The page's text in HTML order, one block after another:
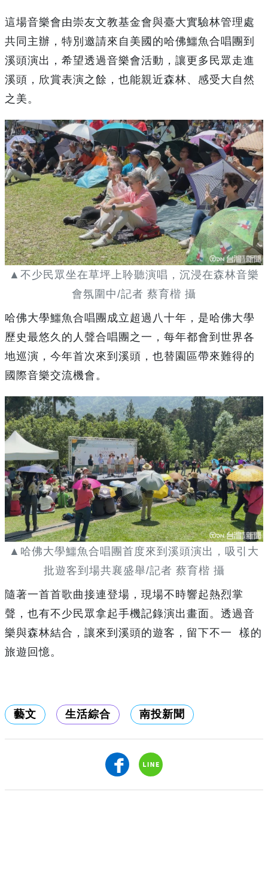
這場音樂會由崇友文教基金會與臺大實驗林管理處
共同主辦，特別邀請來自美國的哈佛鱷魚合唱團到
溪頭演出，希望透過音樂會活動，讓更多民眾走進
溪頭，欣賞表演之餘，也能親近森林、感受大自然
之美。
▲不少民眾坐在草坪上聆聽演唱，沉浸在森林音樂
會氛圍中/記者 蔡育楷 攝
哈佛大學鱷魚合唱團成立超過八十年，是哈佛大學
歷史最悠久的人聲合唱團之一，每年都會到世界各
地巡演，今年首次來到溪頭，也替園區帶來難得的
國際音樂交流機會。
▲哈佛大學鱷魚合唱團首度來到溪頭演出，吸引大
批遊客到場共襄盛舉/記者 蔡育楷 攝
隨著一首首歌曲接連登場，現場不時響起熱烈掌
聲，也有不少民眾拿起手機記錄演出畫面。透過音
樂與森林結合，讓來到溪頭的遊客，留下不一 樣的
旅遊回憶。
藝文 生活綜合 南投新聞